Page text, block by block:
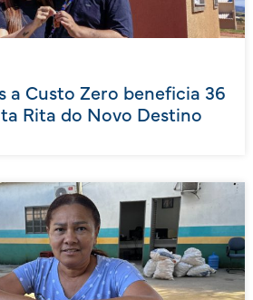
a Custo Zero beneficia 36
Rita do Novo Destino